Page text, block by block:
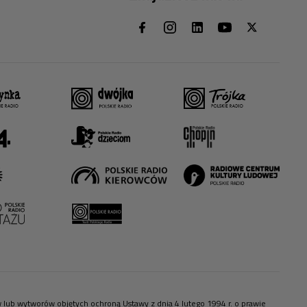
wytworów objętych ochroną Ustawy z dnia 4 lutego 1994 r. o prawie